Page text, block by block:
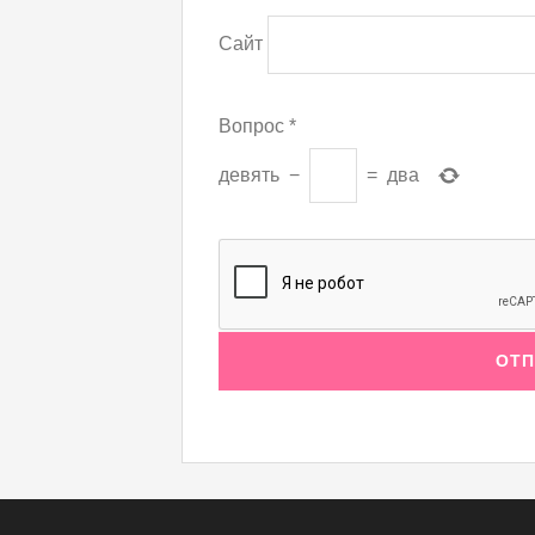
Сайт
Вопрос *
девять − = два